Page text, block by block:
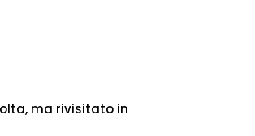
ma rivisitato in